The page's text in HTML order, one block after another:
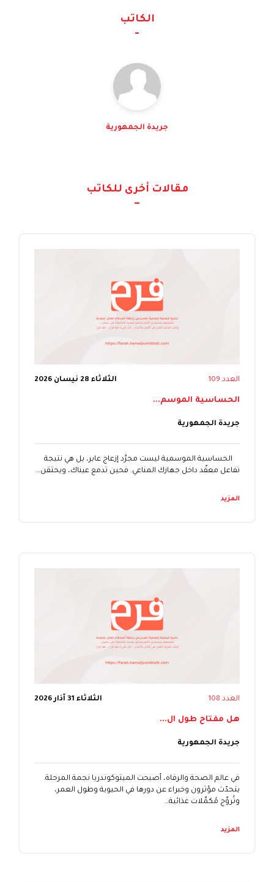
الكاتب
جريدة الجمهورية
مقالات أخرى للكاتب
العدد 109 الثلاثاء 28 نيسان 2026
الحساسية الموسم...
جريدة الجمهورية
الحساسية الموسمية ليست مجرَّد إزعاج عابر، بل هي نتيجة
تفاعل معقّد داخل جهازك المناعي. فحين تدمع عيناك، ويحتقن…
المزيد
العدد 108 الثلاثاء 31 آذار 2026
هل مفتاح طول ال...
جريدة الجمهورية
في عالم الصحة والرفاه، أصبحت الميتوكوندريا نجمة المرحلة.
يتحدّث مؤثرون وخبراء عن دورها في الحيوية وطول العمر،
وتُروِّج مُكمِّلات غذائية…
المزيد